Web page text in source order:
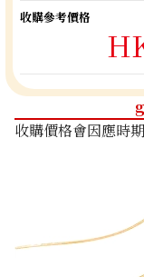
收購參考價格
收購價格會因應時